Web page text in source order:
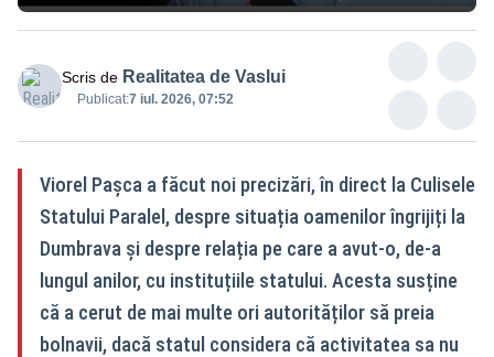
Scris de Realitatea de Vaslui
Publicat:7 iul. 2026, 07:52
Viorel Pașca a făcut noi precizări, în direct la Culisele
Statului Paralel, despre situația oamenilor îngrijiți la
Dumbrava și despre relația pe care a avut-o, de-a
lungul anilor, cu instituțiile statului. Acesta susține
că a cerut de mai multe ori autorităților să preia
bolnavii, dacă statul considera că activitatea sa nu